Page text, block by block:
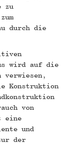
zu
durch die
wird auf die
Konstruktion
von
eine
und
der